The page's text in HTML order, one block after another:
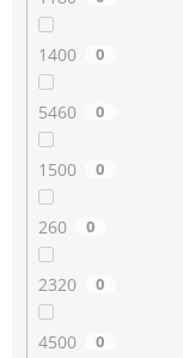
1400 0
5460 0
1500 0
260 0
2320 0
4500 0